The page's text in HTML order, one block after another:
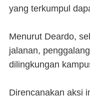
yang terkumpul
Menurut Deardo,
jalanan,
dilingkungan
Direncanakan aksi